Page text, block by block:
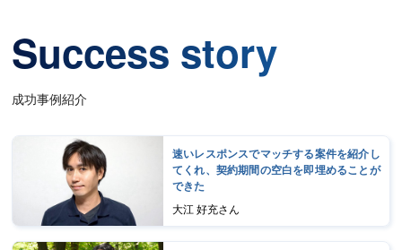
Success story
成功事例紹介
速いレスポンスでマッチする案件を紹介し
てくれ、契約期間の空白を即埋めることが
できた
大江 好充さん